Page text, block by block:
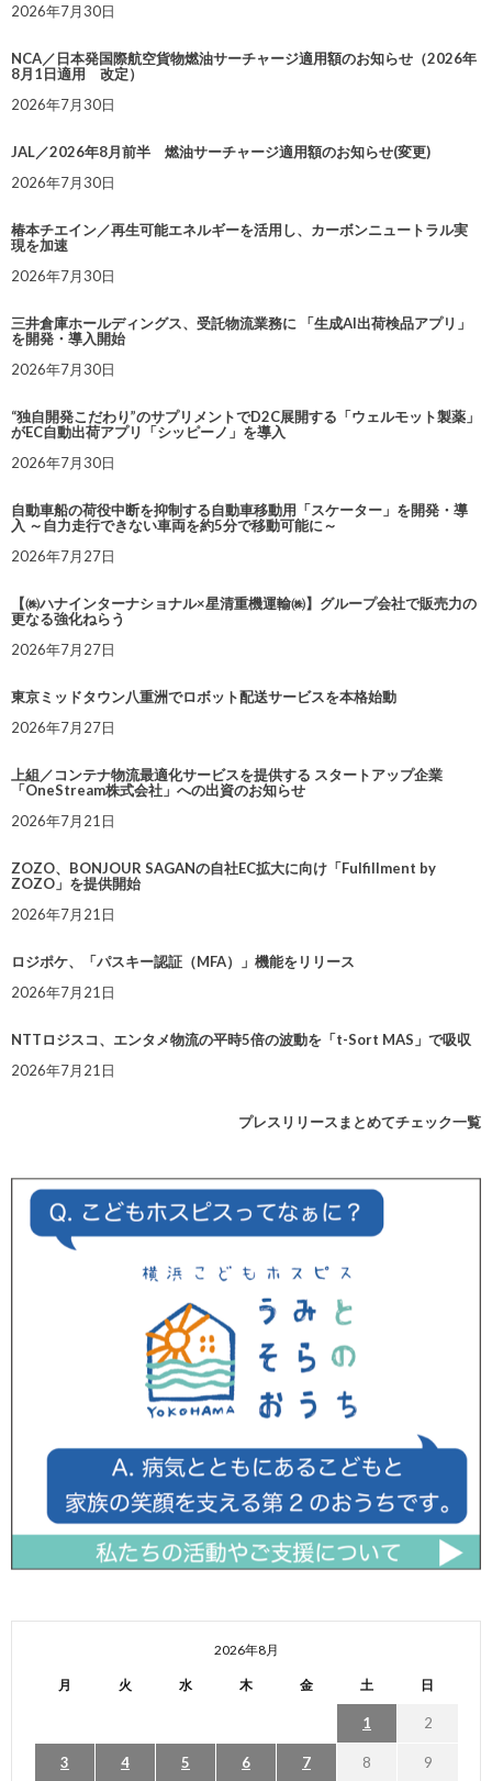
2026年7月30日
NCA／日本発国際航空貨物燃油サーチャージ適用額のお知らせ（2026年
8月1日適用 改定）
2026年7月30日
JAL／2026年8月前半 燃油サーチャージ適用額のお知らせ(変更)
2026年7月30日
椿本チエイン／再生可能エネルギーを活用し、カーボンニュートラル実
現を加速
2026年7月30日
三井倉庫ホールディングス、受託物流業務に 「生成AI出荷検品アプリ」
を開発・導入開始
2026年7月30日
“独自開発こだわり”のサプリメントでD2C展開する「ウェルモット製薬」
がEC自動出荷アプリ「シッピーノ」を導入
2026年7月30日
自動車船の荷役中断を抑制する自動車移動用「スケーター」を開発・導
入 ～自力走行できない車両を約5分で移動可能に～
2026年7月27日
【㈱ハナインターナショナル×星清重機運輸㈱】グループ会社で販売力の
更なる強化ねらう
2026年7月27日
東京ミッドタウン八重洲でロボット配送サービスを本格始動
2026年7月27日
上組／コンテナ物流最適化サービスを提供する スタートアップ企業
「OneStream株式会社」への出資のお知らせ
2026年7月21日
ZOZO、BONJOUR SAGANの自社EC拡大に向け「Fulfillment by
ZOZO」を提供開始
2026年7月21日
ロジポケ、「パスキー認証（MFA）」機能をリリース
2026年7月21日
NTTロジスコ、エンタメ物流の平時5倍の波動を「t-Sort MAS」で吸収
2026年7月21日
プレスリリースまとめてチェック一覧
2026年8月
月 火 水 木 金 土 日
1 2
3 4 5 6 7 8 9